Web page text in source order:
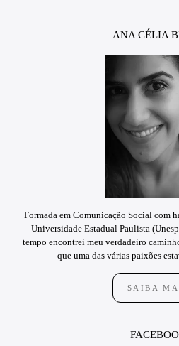
ANA CÉLIA
Formada em Comunicação Social com
Universidade Estadual Paulista
tempo encontrei meu verdadeiro
que uma das várias paixões
SAIBA